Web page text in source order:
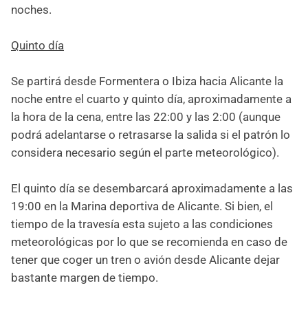
noches.
Quinto día
Se partirá desde Formentera o Ibiza hacia Alicante la
noche entre el cuarto y quinto día, aproximadamente a
la hora de la cena, entre las 22:00 y las 2:00 (aunque
podrá adelantarse o retrasarse la salida si el patrón lo
considera necesario según el parte meteorológico).
El quinto día se desembarcará aproximadamente a las
19:00 en la Marina deportiva de Alicante. Si bien, el
tiempo de la travesía esta sujeto a las condiciones
meteorológicas por lo que se recomienda en caso de
tener que coger un tren o avión desde Alicante dejar
bastante margen de tiempo.